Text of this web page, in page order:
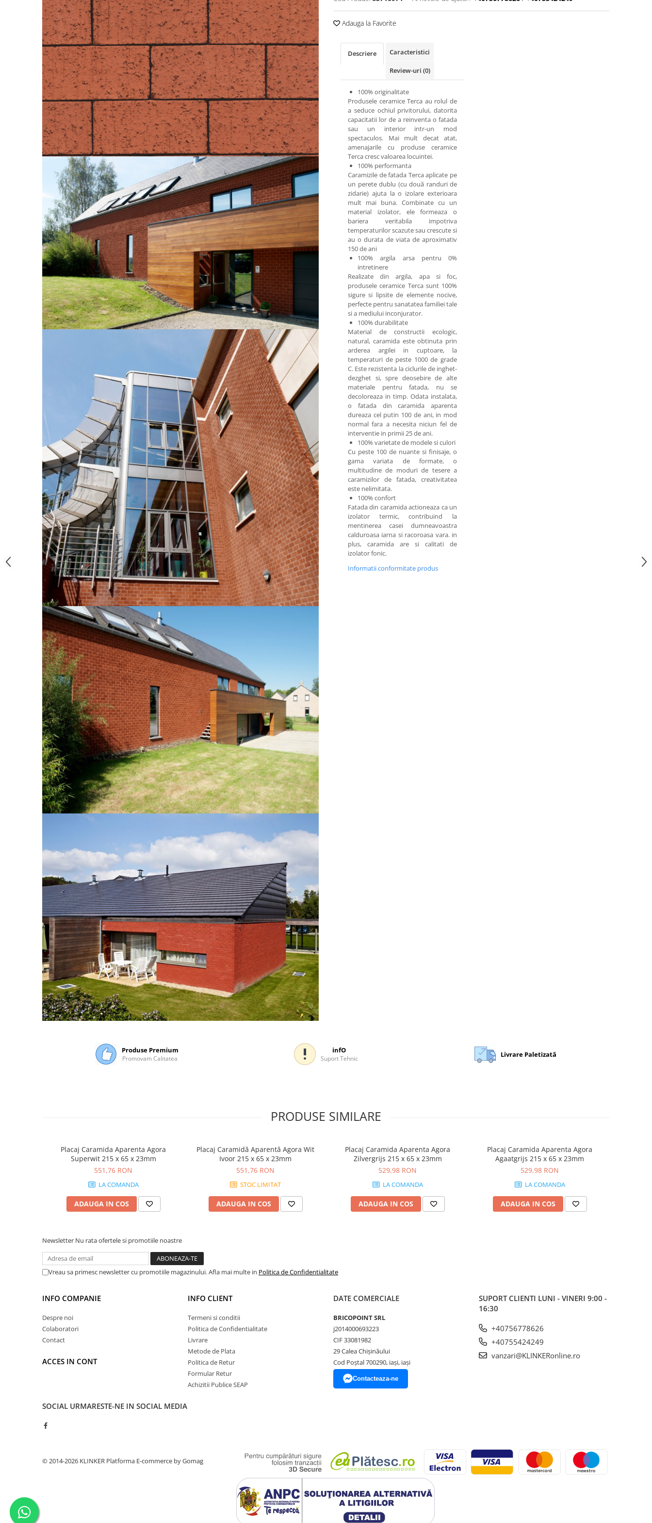
Adauga la Favorite
Descriere Caracteristici
Review-uri (0)
100% originalitate
Produsele ceramice Terca au rolul de
a seduce ochiul privitorului, datorita
capacitatii lor de a reinventa o fatada
sau un interior intr-un mod
spectaculos. Mai mult decat atat,
amenajarile cu produse ceramice
Terca cresc valoarea locuintei.
100% performanta
Caramizile de fatada Terca aplicate pe
un perete dublu (cu două randuri de
zidarie) ajuta la o izolare exterioara
mult mai buna. Combinate cu un
material izolator, ele formeaza o
bariera veritabila impotriva
temperaturilor scazute sau crescute si
au o durata de viata de aproximativ
150 de ani
100% argila arsa pentru 0%
intretinere
Realizate din argila, apa si foc,
produsele ceramice Terca sunt 100%
sigure si lipsite de elemente nocive,
perfecte pentru sanatatea familiei tale
si a mediului inconjurator.
100% durabilitate
Material de constructii ecologic,
natural, caramida este obtinuta prin
arderea argilei in cuptoare, la
temperaturi de peste 1000 de grade
C. Este rezistenta la ciclurile de inghet-
dezghet si, spre deosebire de alte
materiale pentru fatada, nu se
decoloreaza in timp. Odata instalata,
o fatada din caramida aparenta
dureaza cel putin 100 de ani, in mod
normal fara a necesita niciun fel de
interventie in primii 25 de ani.
100% varietate de modele si culori
Cu peste 100 de nuante si finisaje, o
gama variata de formate, o
multitudine de moduri de tesere a
caramizilor de fatada, creativitatea
este nelimitata.
100% confort
Fatada din caramida actioneaza ca un
izolator termic, contribuind la
mentinerea casei dumneavoastra
calduroasa iarna si racoroasa vara. in
plus, caramida are si calitati de
izolator fonic.
Informatii conformitate produs
Produse Premium
Promovam Calitatea
infO
Suport Tehnic Livrare Paletizată
PRODUSE SIMILARE
Placaj Caramida Aparenta Agora
Superwit 215 x 65 x 23mm
551,76 RON
LA COMANDA
ADAUGA IN COS
Placaj Caramidă Aparentă Agora Wit
Ivoor 215 x 65 x 23mm
551,76 RON
STOC LIMITAT
ADAUGA IN COS
Placaj Caramida Aparenta Agora
Zilvergrijs 215 x 65 x 23mm
529,98 RON
LA COMANDA
ADAUGA IN COS
Placaj Caramida Aparenta Agora
Agaatgrijs 215 x 65 x 23mm
529,98 RON
LA COMANDA
ADAUGA IN COS
Newsletter Nu rata ofertele si promotiile noastre
Vreau sa primesc newsletter cu promotiile magazinului. Afla mai multe in Politica de Confidentialitate
INFO COMPANIE
Despre noi
Colaboratori
Contact
ACCES IN CONT
INFO CLIENT
Termeni si conditii
Politica de Confidentialitate
Livrare
Metode de Plata
Politica de Retur
Formular Retur
Achizitii Publice SEAP
DATE COMERCIALE
BRICOPOINT SRL
j2014000693223
CIF 33081982
29 Calea Chișinăului
Cod Poștal 700290, iași, iași
Contacteaza-ne
SUPORT CLIENTI LUNI - VINERI 9:00 -
16:30
+40756778626
+40755424249
vanzari@KLINKERonline.ro
SOCIAL URMARESTE-NE IN SOCIAL MEDIA
© 2014-2026 KLINKER Platforma E-commerce by Gomag